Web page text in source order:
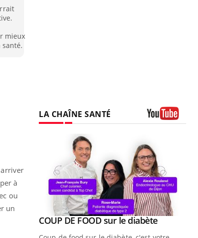
mieux
à
ou
un
LA CHAÎNE SANTÉ
Youtube
COUP DE FOOD sur le diabèteYoutube